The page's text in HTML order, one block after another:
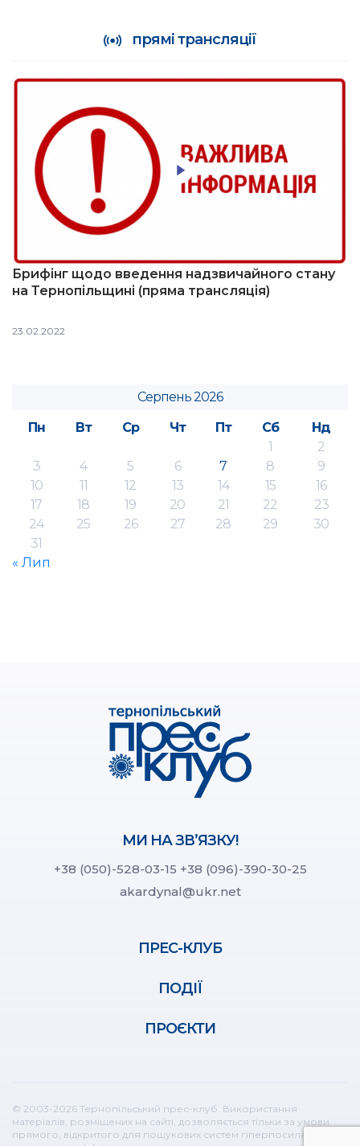
прямі трансляції
Брифінг щодо введення надзвичайного стану
на Тернопільщині (пряма трансляція)
23.02.2022
Серпень 2026
Пн
Вт Ср Чт Пт Сб
Нд
1
2
3
4 5 6 7 8
9
10
11 12 13 14 15
16
17
18 19 20 21 22
23
24
25 26 27 28 29
30
31
« Лип
МИ НА ЗВ’ЯЗКУ!
+38 (050)-528-03-15 +38 (096)-390-30-25
akardynal@ukr.net
ПРЕС-КЛУБ
ПОДІЇ
ПРОЄКТИ
© 2003-2026 Тернопільський прес-клуб. Використання
матеріалів, розміщених на сайті, дозволяється тільки за умови
прямого, відкритого для пошукових систем гіперпосилання